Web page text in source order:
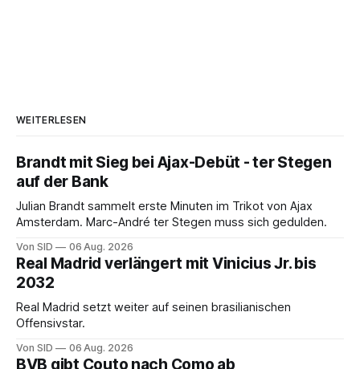
WEITERLESEN
Brandt mit Sieg bei Ajax-Debüt - ter Stegen
auf der Bank
Julian Brandt sammelt erste Minuten im Trikot von Ajax
Amsterdam. Marc-André ter Stegen muss sich gedulden.
Von SID 06 Aug. 2026
Real Madrid verlängert mit Vinicius Jr. bis
2032
Real Madrid setzt weiter auf seinen brasilianischen
Offensivstar.
Von SID 06 Aug. 2026
BVB gibt Couto nach Como ab